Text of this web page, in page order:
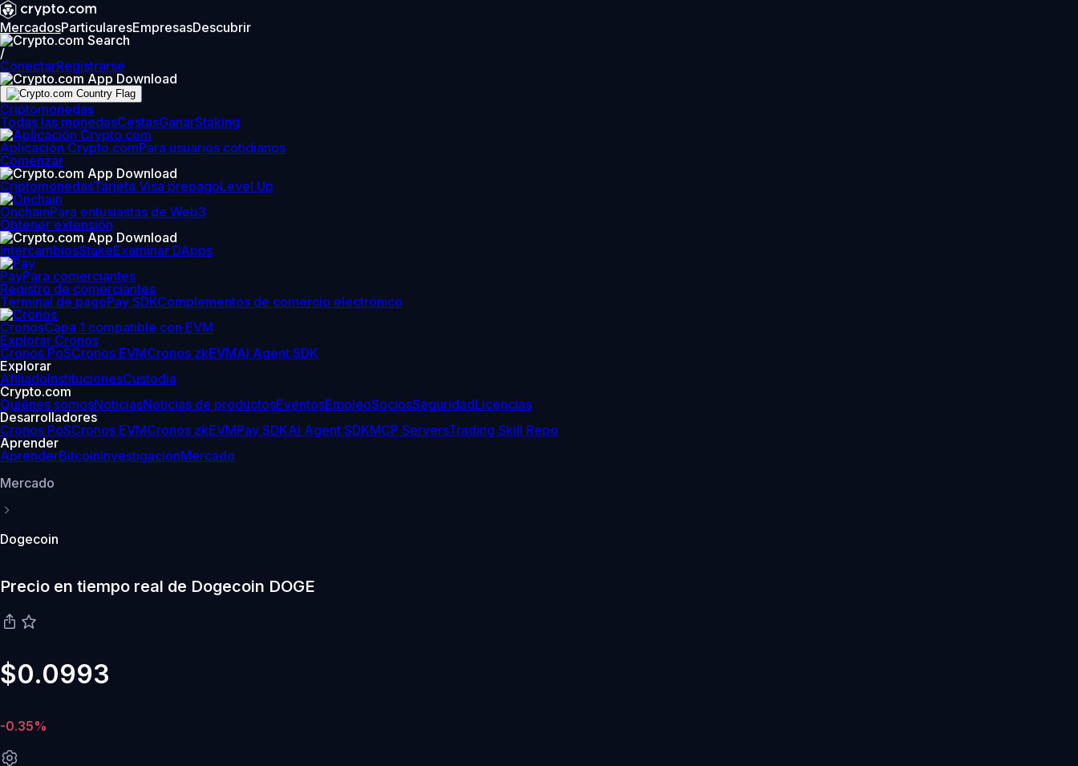
MercadosParticularesEmpresasDescubrir
/
ConectarRegistrarse
Criptomonedas
Todas las monedasCestasGanarStaking
Aplicación Crypto.comPara usuarios cotidianos
Comenzar
CriptomonedasTarjeta Visa prepagoLevel Up
OnchainPara entusiastas de Web3
Obtener extensión
IntercambiosStakeExaminar DApps
PayPara comerciantes
Registro de comerciantes
Terminal de pagoPay SDKComplementos de comercio electrónico
CronosCapa 1 compatible con EVM
Explorar Cronos
Cronos PoSCronos EVMCronos zkEVMAI Agent SDK
Explorar
AfiliadoInstitucionesCustodia
Crypto.com
Quiénes somosNoticiasNoticias de productosEventosEmpleoSociosSeguridadLicencias
Desarrolladores
Cronos PoSCronos EVMCronos zkEVMPay SDKAI Agent SDKMCP ServersTrading Skill Repo
Aprender
AprenderBitcoinInvestigaciónMercado
Mercado
Dogecoin
Precio en tiempo real de Dogecoin DOGE
$0.0993
-0.35%